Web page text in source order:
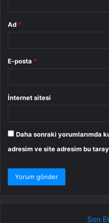
Ad *
E-posta *
İnternet sitesi
Daha sonraki yorumlarımda
adresim ve site adresim bu
Son